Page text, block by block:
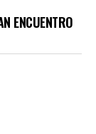
ENCUENTRO